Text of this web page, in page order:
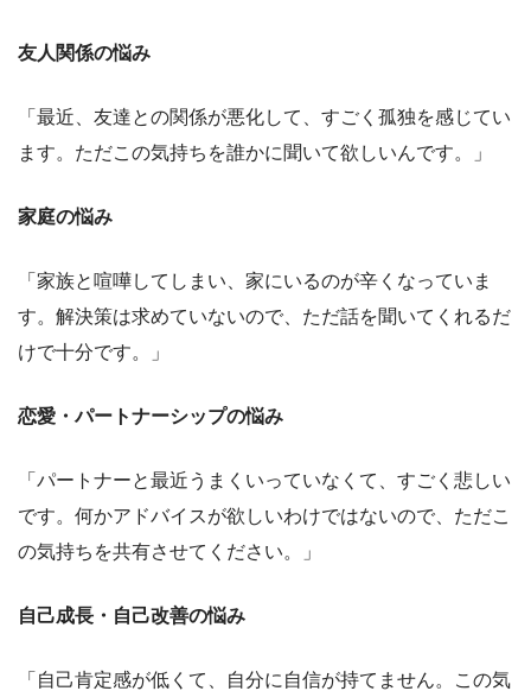
友人関係の悩み
「最近、友達との関係が悪化して、すごく孤独を感じてい
ます。ただこの気持ちを誰かに聞いて欲しいんです。」
家庭の悩み
「家族と喧嘩してしまい、家にいるのが辛くなっていま
す。解決策は求めていないので、ただ話を聞いてくれるだ
けで十分です。」
恋愛・パートナーシップの悩み
「パートナーと最近うまくいっていなくて、すごく悲しい
です。何かアドバイスが欲しいわけではないので、ただこ
の気持ちを共有させてください。」
自己成長・自己改善の悩み
「自己肯定感が低くて、自分に自信が持てません。この気